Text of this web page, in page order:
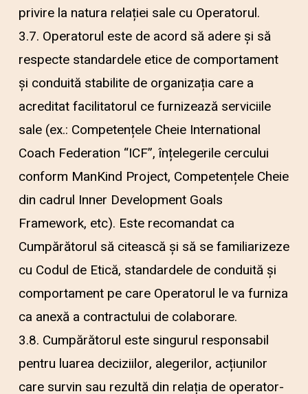
privire la natura relației sale cu Operatorul.
3.7. Operatorul este de acord să adere și să
respecte standardele etice de comportament
și conduită stabilite de organizația care a
acreditat facilitatorul ce furnizează serviciile
sale (ex.: Competențele Cheie International
Coach Federation “ICF”, înțelegerile cercului
conform ManKind Project, Competențele Cheie
din cadrul Inner Development Goals
Framework, etc). Este recomandat ca
Cumpărătorul să citească și să se familiarizeze
cu Codul de Etică, standardele de conduită și
comportament pe care Operatorul le va furniza
ca anexă a contractului de colaborare.
3.8. Cumpărătorul este singurul responsabil
pentru luarea deciziilor, alegerilor, acțiunilor
care survin sau rezultă din relația de operator-